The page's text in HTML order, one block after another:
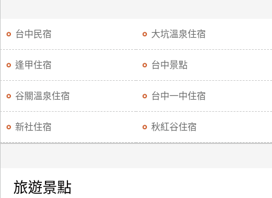
台中民宿 大坑溫泉住宿
逢甲住宿 台中景點
谷關溫泉住宿 台中一中住宿
新社住宿 秋紅谷住宿
旅遊景點